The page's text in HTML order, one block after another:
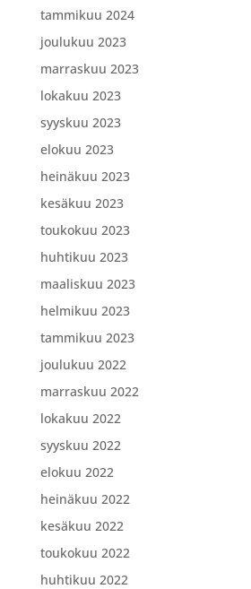
tammikuu 2024
joulukuu 2023
marraskuu 2023
lokakuu 2023
syyskuu 2023
elokuu 2023
heinäkuu 2023
kesäkuu 2023
toukokuu 2023
huhtikuu 2023
maaliskuu 2023
helmikuu 2023
tammikuu 2023
joulukuu 2022
marraskuu 2022
lokakuu 2022
syyskuu 2022
elokuu 2022
heinäkuu 2022
kesäkuu 2022
toukokuu 2022
huhtikuu 2022